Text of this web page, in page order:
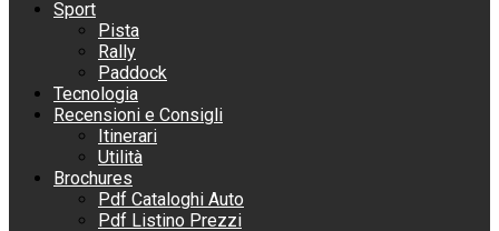
Sport
Pista
Rally
Paddock
Tecnologia
Recensioni e Consigli
Itinerari
Utilità
Brochures
Pdf Cataloghi Auto
Pdf Listino Prezzi